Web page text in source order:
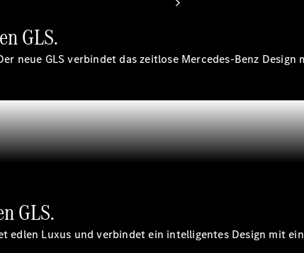
Servicetermin
buchen
Digitale
Pannen- &
Unfallhilfe
GLS.
neue GLS verbindet das zeitlose Mercedes-Benz Design
GLS.
edlen Luxus und verbindet ein intelligentes Design mit